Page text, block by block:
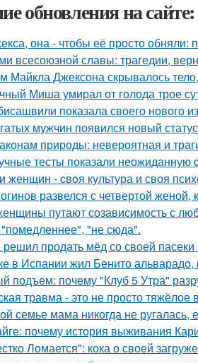
обновления на сайте:
она - чтобы её просто
всесоюзной славы: трагедии,
Майкла Джексона скрывалось
Миша умирал от голода трое
показала своего нового
мужчин появился новый
природы: невероятная и
тесты показали неожиданную
женщин - cвoя культура и своя
развелся с четвертой
путают созависимость с
"помедленнее", "не сюда".
продать мёд со своей пасеки
в Испании жил Бенито
подъем: почему "Клуб 5 Утра"
травма - это не просто
семье мама никогда не ругалась,
почему история выживания
Ломается": кока о своей